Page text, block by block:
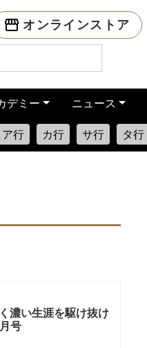
オンラインストア
デミー ニュース
ア行 カ行 サ行 タ行
濃い生涯を駆け抜け
号